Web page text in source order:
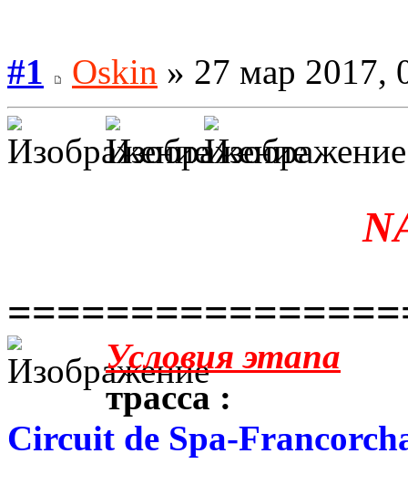
#1 Oskin » 27 мар 2017,
Условия этапа
трасса :
Circuit de Spa-